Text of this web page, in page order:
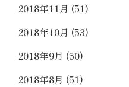
2018年11月 (51)
2018年10月 (53)
2018年9月 (50)
2018年8月 (51)